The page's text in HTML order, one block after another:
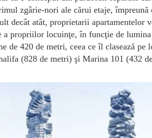
zgârie-nori ale cărui etaje, împreună
decât atât, proprietarii apartamentelor
a propriilor locuinţe, în funcţie de lumina
de 420 de metri, ceea ce îl clasează pe
(828 de metri) şi Marina 101 (432